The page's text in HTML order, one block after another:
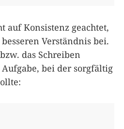
auf Konsistenz geachtet,
Verständnis bei.
das Schreiben
bei der sorgfältig